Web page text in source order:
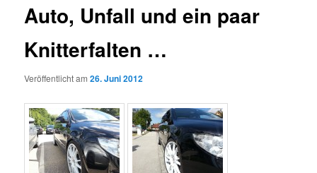
Auto, Unfall und ein paar
Knitterfalten …
Veröffentlicht am26. Juni 2012